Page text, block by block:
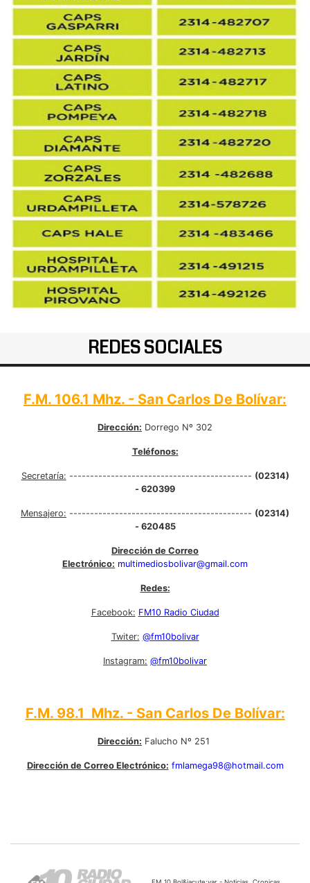
REDES SOCIALES
F.M. 106.1 Mhz. - San Carlos De Bolívar:
Dirección: Dorrego Nº 302
Teléfonos:
Secretaría: -------------------------------------------- (02314)
- 620399
Mensajero: -------------------------------------------- (02314)
- 620485
Dirección de Correo
Electrónico: multimediosbolivar@gmail.com
Redes:
Facebook: FM10 Radio Ciudad
Twiter: @fm10bolivar
Instagram: @fm10bolivar
F.M. 98.1 Mhz. - San Carlos De Bolívar:
Dirección: Falucho Nº 251
Dirección de Correo Electrónico: fmlamega98@hotmail.com